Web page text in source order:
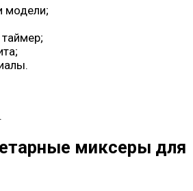
модели;
миксеры для